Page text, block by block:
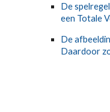
De
een Totale
De
Daardoor